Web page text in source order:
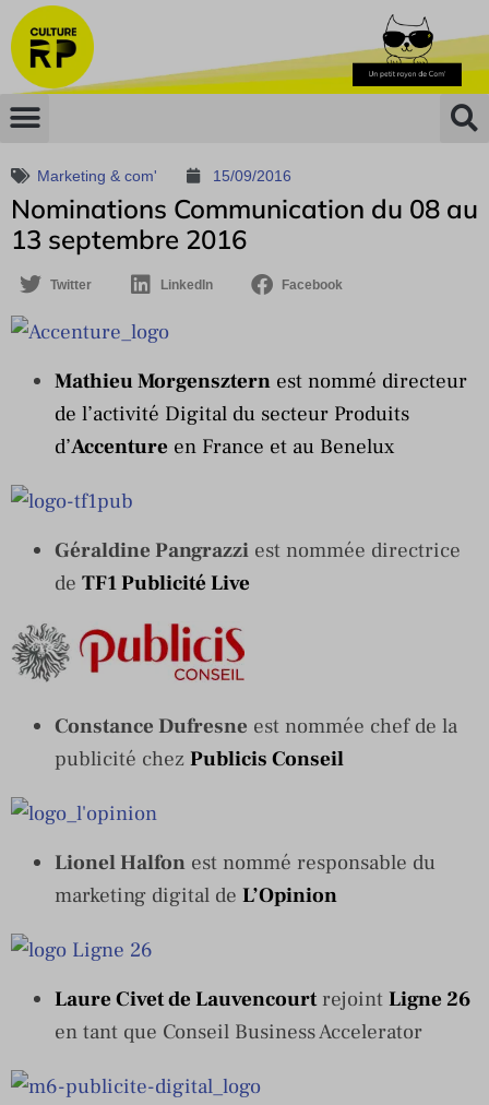
Marketing & com' 15/09/2016
Nominations Communication du 08 au
13 septembre 2016
Twitter LinkedIn Facebook
Mathieu Morgensztern est nommé directeur
de l’activité Digital du secteur Produits
d’Accenture en France et au Benelux
Géraldine Pangrazzi est nommée directrice
de TF1 Publicité Live
Constance Dufresne est nommée chef de la
publicité chez Publicis Conseil
Lionel Halfon est nommé responsable du
marketing digital de L’Opinion
Laure Civet de Lauvencourtrejoint Ligne 26
en tant que Conseil Business Accelerator